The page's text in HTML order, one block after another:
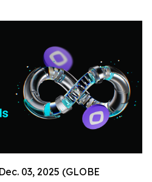
03, 2025 (GLOBE